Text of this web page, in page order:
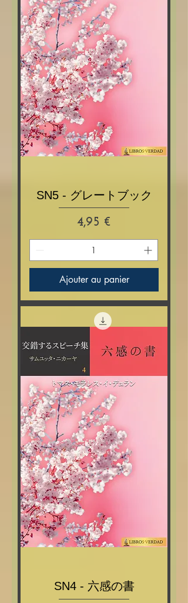
SN5 - グレートブック
Prix
4,95 €
Ajouter au panier
SN4 - 六感の書